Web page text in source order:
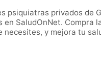
psiquiatras privados de
en SaludOnNet. Compra
necesites, y mejora tu